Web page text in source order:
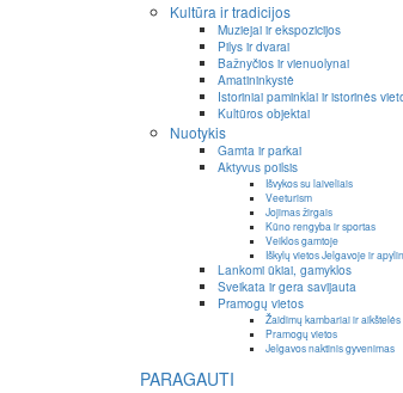
Kultūra ir tradicijos
Muziejai ir ekspozicijos
Pilys ir dvarai
Bažnyčios ir vienuolynai
Amatininkystė
Istoriniai paminklai ir istorinės
Kultūros objektai
Nuotykis
Gamta ir parkai
Aktyvus poilsis
Išvykos su laiveliais
Veeturism
Jojimas žirgais
Kūno rengyba ir sportas
Veiklos gamtoje
Iškylų vietos Jelgavoje ir
Lankomi ūkiai, gamyklos
Sveikata ir gera savijauta
Pramogų vietos
Žaidimų kambariai ir aikštelės
Pramogų vietos
Jelgavos naktinis gyvenimas
PARAGAUTI